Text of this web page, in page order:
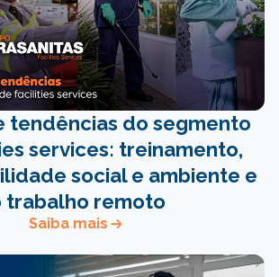
tendências do segmento
services: treinamento,
social e ambiente e
trabalho remoto
Saiba mais